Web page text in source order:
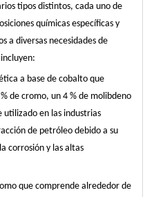
tipos distintos, cada uno de
químicas específicas y
a diversas necesidades de
a base de cobalto que
de cromo, un 4 % de molibdeno
utilizado en las industrias
de petróleo debido a su
corrosión y las altas
que comprende alrededor de